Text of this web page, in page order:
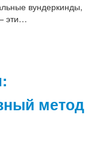
вундеркинды,
эти…
метод